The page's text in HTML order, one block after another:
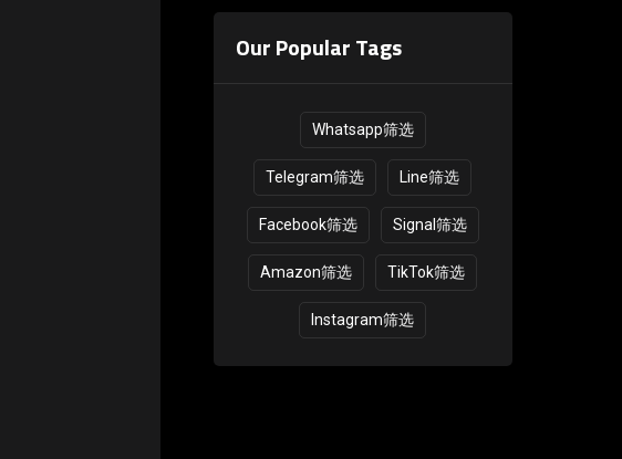
Our Popular Tags
Whatsapp筛选
Telegram筛选 Line筛选
Facebook筛选 Signal筛选
Amazon筛选 TikTok筛选
Instagram筛选